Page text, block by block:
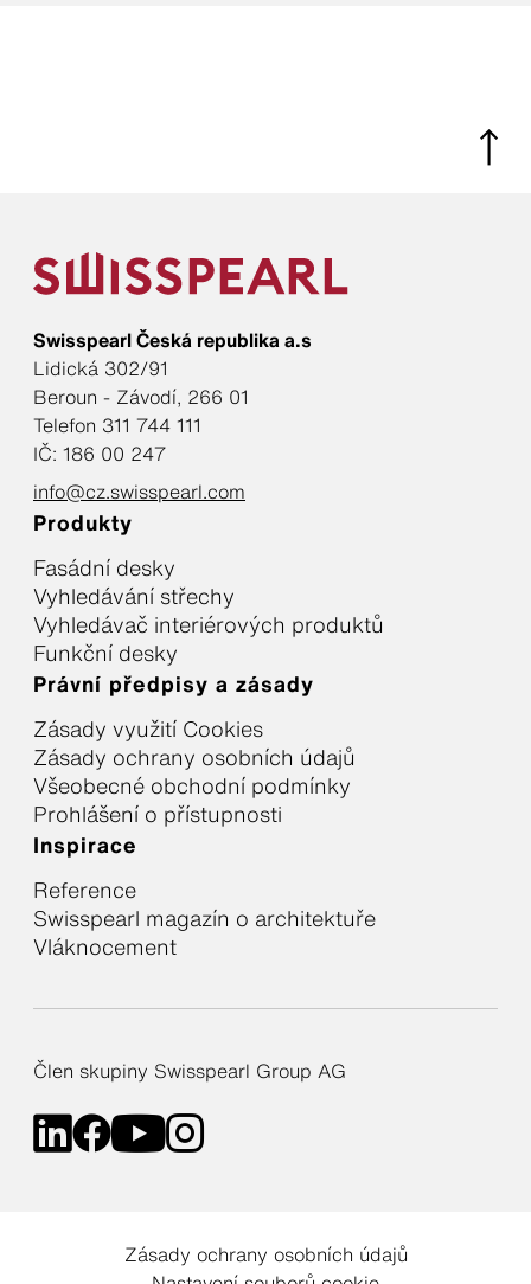
Swisspearl Česká republika a.s
Lidická 302/91
Beroun - Závodí, 266 01
Telefon 311 744 111
IČ: 186 00 247
info@cz.swisspearl.com
Produkty
Fasádní desky
Vyhledávání střechy
Vyhledávač interiérových produktů
Funkční desky
Právní předpisy a zásady
Zásady využití Cookies
Zásady ochrany osobních údajů
Všeobecné obchodní podmínky
Prohlášení o přístupnosti
Inspirace
Reference
Swisspearl magazín o architektuře
Vláknocement
Člen skupiny Swisspearl Group AG
Zásady ochrany osobních údajů